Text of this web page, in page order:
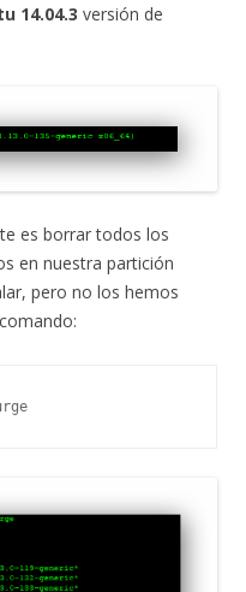
14.04.3 versión de
es borrar todos los
en nuestra partición
pero no los hemos